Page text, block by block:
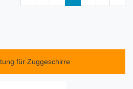
für Zuggeschirre